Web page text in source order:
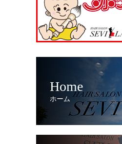
Home
ホーム